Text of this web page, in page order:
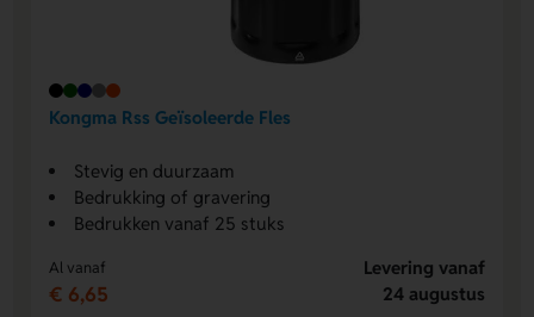
Kongma Rss Geïsoleerde Fles
Stevig en duurzaam
Bedrukking of gravering
Bedrukken vanaf 25 stuks
Al vanaf
€ 6,65
Levering vanaf
24 augustus